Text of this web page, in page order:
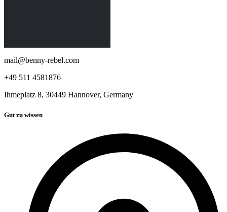
mail@benny-rebel.com
+49 511 4581876
Ihmeplatz 8, 30449 Hannover, Germany
Gut zu wissen